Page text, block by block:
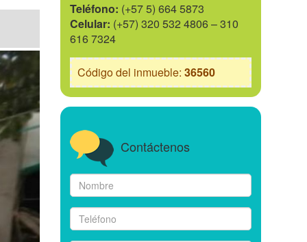
Teléfono: (+57 5) 664 5873
Celular: (+57) 320 532 4806 – 310
616 7324
Código del inmueble: 36560
Contáctenos
Nombre
Teléfono